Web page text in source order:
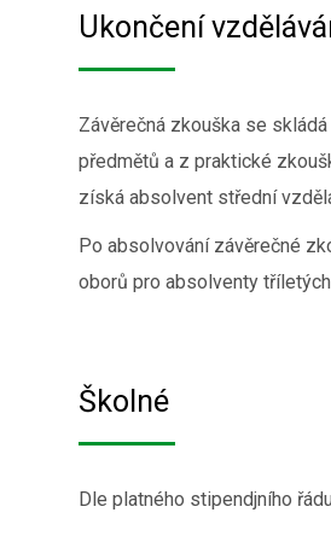
Ukončení
Závěrečná zkouška se
předmětů a z praktické
získá absolvent střední
Po absolvování závěrečné
oborů pro absolventy
Školné
Dle platného stipendjního